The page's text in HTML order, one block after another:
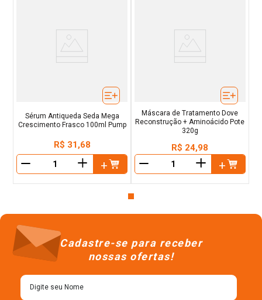
Sérum Antiqueda Seda Mega
Crescimento Frasco 100ml Pump
R$ 31,68
＋
Máscara de Tratamento Dove
Reconstrução + Aminoácido Pote
320g
R$ 24,98
＋
Cadastre-se para receber
nossas ofertas!